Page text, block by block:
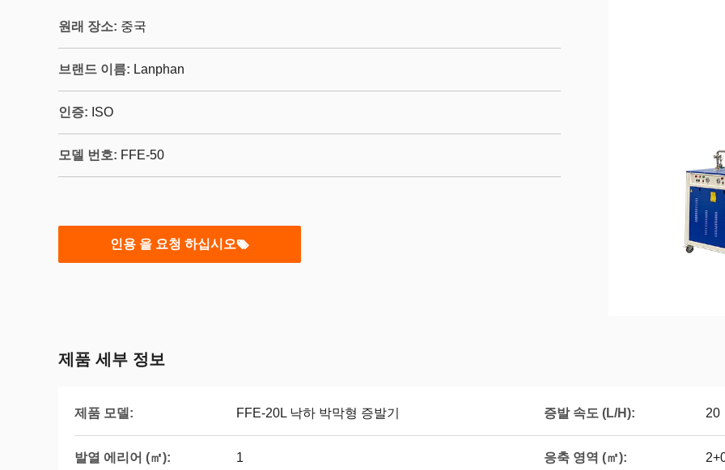
원래 장소: 중국
브랜드 이름: Lanphan
인증: ISO
모델 번호: FFE-50
인용 을 요청 하십시오
제품 세부 정보
제품 모델: FFE-20L 낙하 박막형 증발기 증발 속도 (L/H): 20
발열 에리어 (㎡): 1 응축 영역 (㎡):